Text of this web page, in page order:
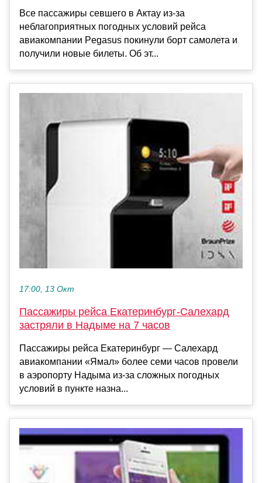
Все пассажиры севшего в Актау из-за
неблагоприятных погодных условий рейса
авиакомпании Pegasus покинули борт самолета и
получили новые билеты. Об эт...
17:00, 13 Окт
Пассажиры рейса Екатеринбург-Салехард
застряли в Надыме на 7 часов
Пассажиры рейса Екатеринбург — Салехард
авиакомпании «Ямал» более семи часов провели
в аэропорту Надыма из-за сложных погодных
условий в пункте назна...